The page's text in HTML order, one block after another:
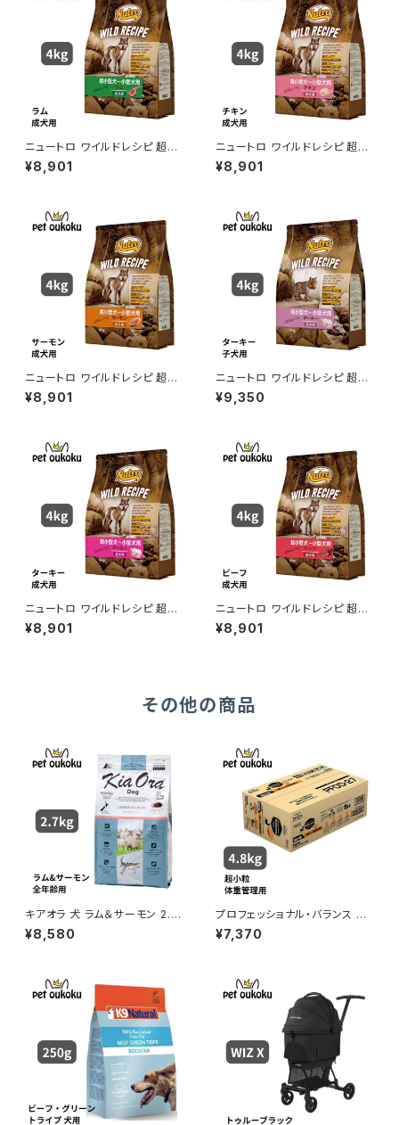
ニュートロ ワイルドレシピ 超小
型犬〜小型犬用 成犬用 ラム 4
kg 4562358788611
¥8,901
ニュートロ ワイルドレシピ 超小
型犬〜小型犬用 成犬用 チキン
4kg 4562358788536
¥8,901
ニュートロ ワイルドレシピ 超小
型犬〜小型犬用 成犬用 サーモ
ン 4kg 4562358788574
¥8,901
ニュートロ ワイルドレシピ 超小
型犬〜小型犬用 子犬用 ターキ
ー 4kg 4902397850670
¥9,350
ニュートロ ワイルドレシピ 超小
型犬〜小型犬用 成犬用 ターキ
ー 4kg 4902397850731
¥8,901
ニュートロ ワイルドレシピ 超小
型犬〜小型犬用 成犬用 ビーフ
4kg 4902397850854
¥8,901
その他の商品
キアオラ 犬 ラム＆サーモン 2.7
kg
¥8,580
プロフェッショナル・バランス 超
小粒 1歳から成犬用 体重管理4.
8kg
¥7,370